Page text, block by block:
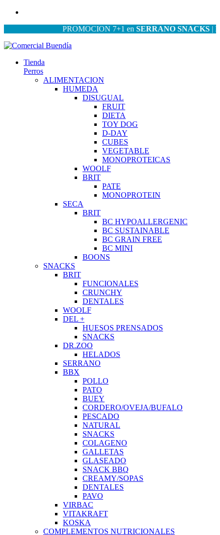
PROMOCION 7+1 enSERRANO SNACKS|
Tienda
Perros
ALIMENTACION
HUMEDA
DISUGUAL
FRUIT
DIETA
TOY DOG
D-DAY
CUBES
VEGETABLE
MONOPROTEICAS
WOOLF
BRIT
PATE
MONOPROTEIN
SECA
BRIT
BC HYPOALLERGENIC
BC SUSTAINABLE
BC GRAIN FREE
BC MINI
BOONS
SNACKS
BRIT
FUNCIONALES
CRUNCHY
DENTALES
WOOLF
DEL +
HUESOS PRENSADOS
SNACKS
DR.ZOO
HELADOS
SERRANO
BBX
POLLO
PATO
BUEY
CORDERO/OVEJA/BUFALO
PESCADO
NATURAL
SNACKS
COLAGENO
GALLETAS
GLASEADO
SNACK BBQ
CREAMY/SOPAS
DENTALES
PAVO
VIRBAC
VITAKRAFT
KOSKA
COMPLEMENTOS NUTRICIONALES